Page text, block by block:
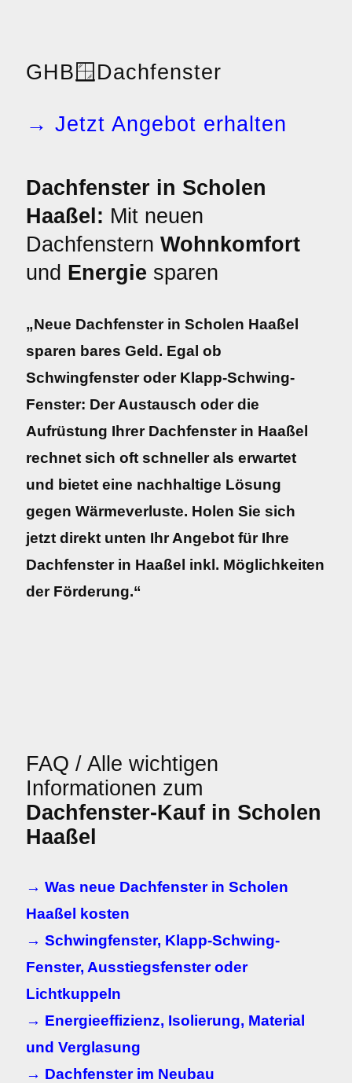
GHB 🪟 Dachfenster
→ Jetzt Angebot erhalten
Dachfenster in Scholen
Haaßel: Mit neuen
Dachfenstern Wohnkomfort
und Energie sparen
„Neue Dachfenster in Scholen Haaßel
sparen bares Geld. Egal ob
Schwingfenster oder Klapp-Schwing-
Fenster: Der Austausch oder die
Aufrüstung Ihrer Dachfenster in Haaßel
rechnet sich oft schneller als erwartet
und bietet eine nachhaltige Lösung
gegen Wärmeverluste. Holen Sie sich
jetzt direkt unten Ihr Angebot für Ihre
Dachfenster in Haaßel inkl. Möglichkeiten
der Förderung.“
FAQ / Alle wichtigen
Informationen zum
Dachfenster-Kauf in Scholen
Haaßel
→ Was neue Dachfenster in Scholen
Haaßel kosten
→ Schwingfenster, Klapp-Schwing-
Fenster, Ausstiegsfenster oder
Lichtkuppeln
→ Energieeffizienz, Isolierung, Material
und Verglasung
→ Dachfenster im Neubau